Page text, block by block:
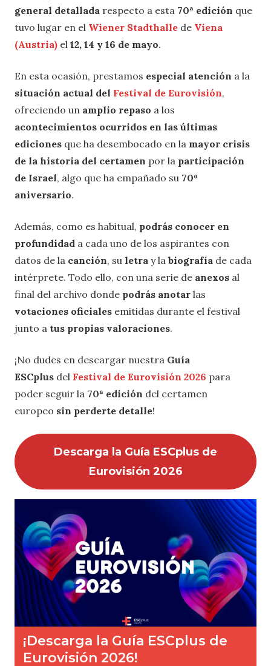
general detallada respecto a esta 70ª edición que
tuvo lugar en el Wiener Stadthalle de Viena
(Austria) el 12, 14 y 16 de mayo.
En esta ocasión, prestamos especial atención a la
situación actual del Festival de Eurovisión,
ofreciendo un amplio repaso a los
acontecimientos ocurridos en las últimas
ediciones que ha desembocado en la mayor crisis
de la historia del certamen por la participación
de Israel, algo que ha empañado su 70º
aniversario.
Además, como es habitual, podrás conocer en
profundidad a cada uno de los aspirantes con
datos de la canción, su letra y la biografía de cada
intérprete. Todo ello, con una serie de anexos al
final del archivo donde podrás anotar las
votaciones oficiales emitidas durante el festival
junto a tus propias valoraciones.
¡No dudes en descargar nuestra Guía
ESCplus del Festival de Eurovisión 2026 para
poder seguir la 70ª edición del certamen
europeo sin perderte detalle!
Descarga la Guía ESCplus de
Eurovisión 2026